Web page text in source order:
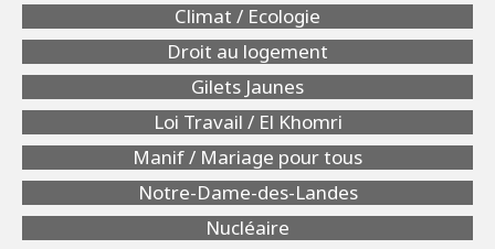
Climat / Ecologie
Droit au logement
Gilets Jaunes
Loi Travail / El Khomri
Manif / Mariage pour tous
Notre-Dame-des-Landes
Nucléaire